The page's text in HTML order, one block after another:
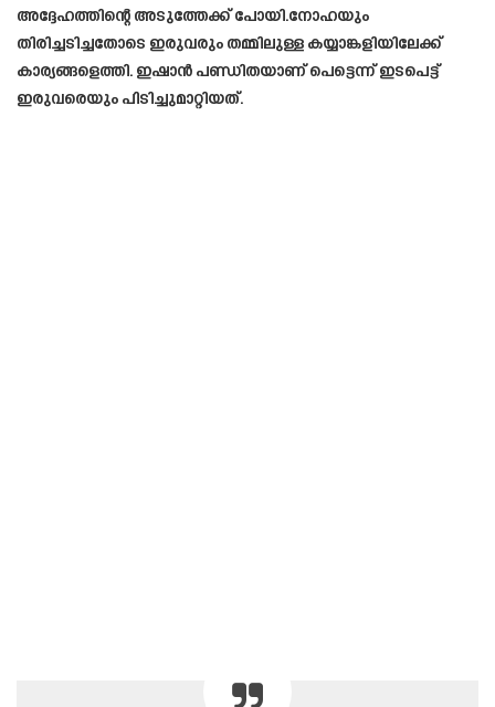
അദ്ദേഹത്തിന്റെ അടുത്തേക്ക് പോയി.നോഹയും
തിരിച്ചടിച്ചതോടെ ഇരുവരും തമ്മിലുള്ള കയ്യാങ്കളിയിലേക്ക്
കാര്യങ്ങളെത്തി. ഇഷാന്‍ പണ്ഡിതയാണ് പെട്ടെന്ന് ഇടപെട്ട്
ഇരുവരെയും പിടിച്ചുമാറ്റിയത്.